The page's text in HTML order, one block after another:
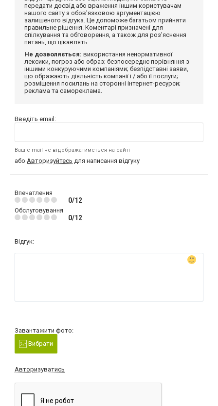
передати досвід або враження іншим користувачам
нашого сайту з обов'язковою аргументацією
залишеного відгука. Це допоможе багатьом прийняти
правильне рішення. Коментарі призначені для
спілкування та обговорення, а також для роз'яснення
питань, що цікавлять.
Не дозволяється: використання ненормативної
лексики, погроз або образ; безпосереднє порівняння з
іншими конкуруючими компаніями; безпідставні заяви,
що ображають діяльність компанії і / або її послуги;
розміщення посилань на сторонні інтернет-ресурси;
реклама та самореклама.
Введіть email:
Ваш e-mail не відображатиметься на сайті
або Авторизуйтесь для написання відгуку
Впечатления
0/12
Обслуговування
0/12
Відгук:
Завантажити фото:
Вибрати
Авторизуватись